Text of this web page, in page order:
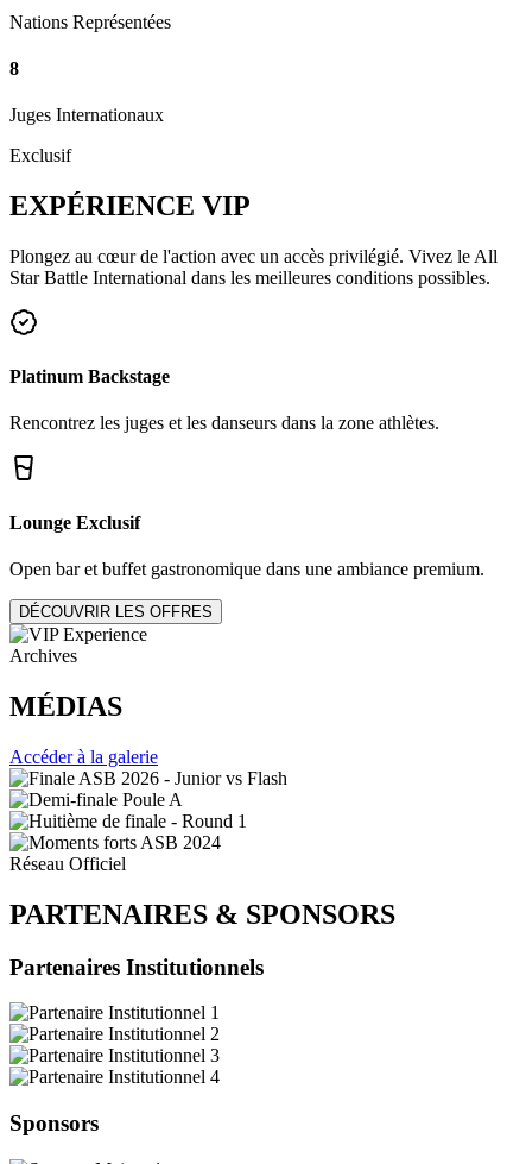
Nations Représentées
8
Juges Internationaux
Exclusif
EXPÉRIENCE VIP
Plongez au cœur de l'action avec un accès privilégié. Vivez le All
Star Battle International dans les meilleures conditions possibles.
Platinum Backstage
Rencontrez les juges et les danseurs dans la zone athlètes.
Lounge Exclusif
Open bar et buffet gastronomique dans une ambiance premium.
DÉCOUVRIR LES OFFRES
Archives
MÉDIAS
Accéder à la galerie
Réseau Officiel
PARTENAIRES & SPONSORS
Partenaires Institutionnels
Sponsors